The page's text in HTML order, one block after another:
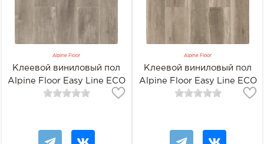
Alpine Floor
Клеевой виниловый пол
Alpine Floor Easy Line ECO
3-17 Дуб медовый
Alpine Floor
Клеевой виниловый пол
Alpine Floor Easy Line ECO
3-18 Дуб лесной